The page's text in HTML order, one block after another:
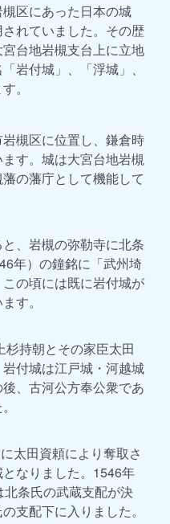
区にあった日本の城
れていました。その歴
台地岩槻支台上に立地
岩付城」、「浮城」、
。
槻区に位置し、鎌倉時
す。城は大宮台地岩槻
の藩庁として機能して
、岩槻の弥勒寺に北条
年）の鐘銘に「武州埼
の頃には既に岩付城が
す。
持朝とその家臣太田
付城は江戸城・河越城
、古河公方奉公衆であ
太田資頼により奪取さ
なりました。1546年
北条氏の武蔵支配が決
支配下に入りました。